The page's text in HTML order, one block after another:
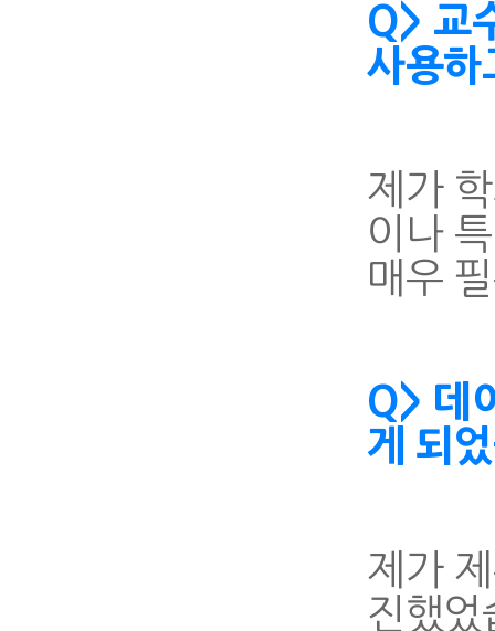
Q> 교
사용하
제가
이나
매우
Q> 데
게 되
제가
진했었